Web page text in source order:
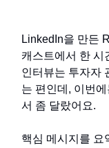
LinkedIn을 만든
캐스트에서 한 시
인터뷰는 투자자
는 편인데, 이번
서 좀 달랐어요.
핵심 메시지를 요